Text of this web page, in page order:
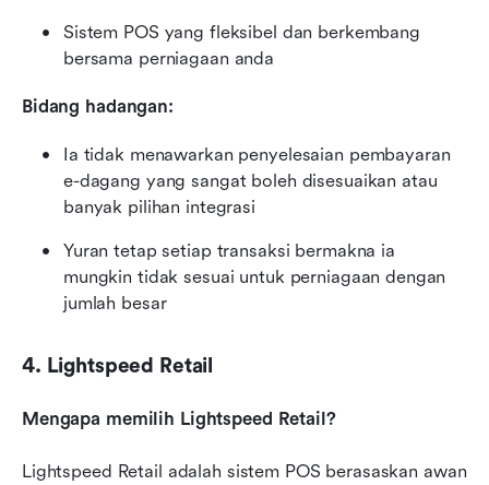
Sistem POS yang fleksibel dan berkembang
bersama perniagaan anda
Bidang hadangan:
Ia tidak menawarkan penyelesaian pembayaran
e-dagang yang sangat boleh disesuaikan atau
banyak pilihan integrasi
Yuran tetap setiap transaksi bermakna ia
mungkin tidak sesuai untuk perniagaan dengan
jumlah besar
4. Lightspeed Retail
Mengapa memilih Lightspeed Retail?
Lightspeed Retail adalah sistem POS berasaskan awan